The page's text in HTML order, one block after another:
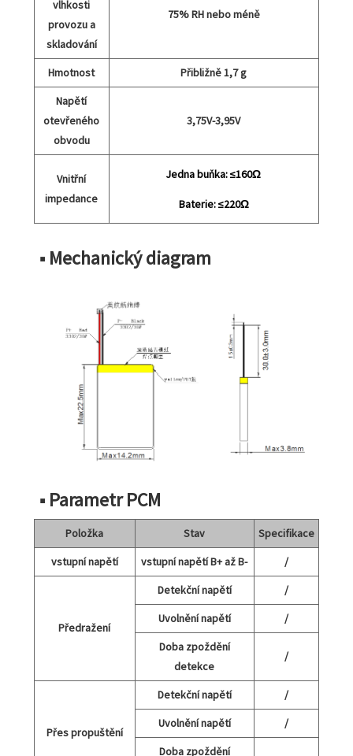
vlhkosti
provozu a
skladování
75% RH nebo méně
Hmotnost
Přibližně 1,7 g
Napětí
otevřeného
obvodu
3,75V-3,95V
Vnitřní
impedance
Jedna buňka:≤160Ω
Baterie: ≤220Ω
■ Mechanický diagram
■ Parametr PCM
Položka Stav
Specifikace
vstupní napětí
vstupní napětí B+ až B- /
Předražení
Detekční napětí
/
Uvolnění napětí
/
Doba zpoždění
detekce
/
Přes propuštění
Detekční napětí
/
Uvolnění napětí
/
Doba zpoždění